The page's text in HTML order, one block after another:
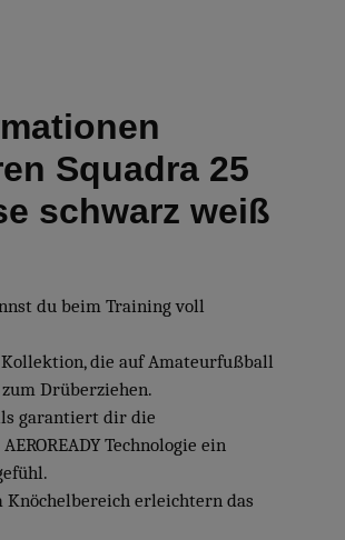
Squadra 25
schwarz weiß
du beim Training voll
Kollektion, die auf Amateurfußball
Drüberziehen.
garantiert dir die
Technologie ein
Knöchelbereich erleichtern das